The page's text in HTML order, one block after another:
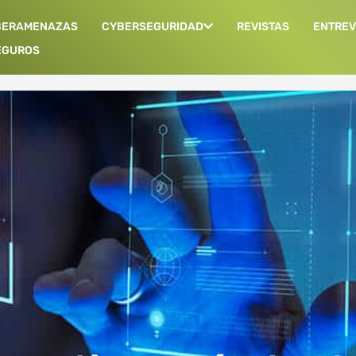
CYBERSEGURIDAD REVISTAS